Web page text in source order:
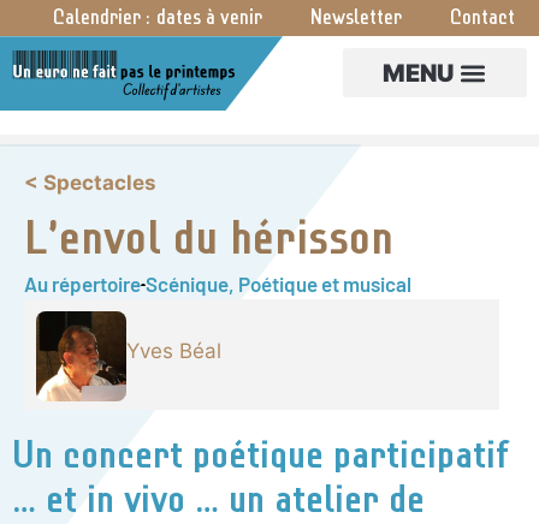
Calendrier : dates à venir Newsletter Contact
< Spectacles
L’envol du hérisson
Au répertoire Scénique, Poétique et musical
Yves Béal
Un concert poétique participatif
… et in vivo … un atelier de